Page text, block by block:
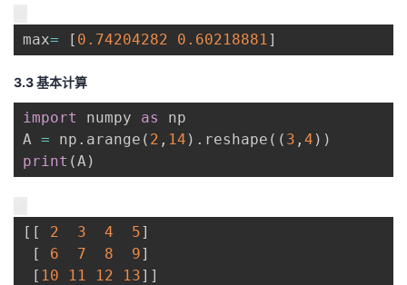
max= [ 0.74204282 0.60218881]
3.3 基本计算
import numpy as
np
A = np . arange ( 2 , 14 ) . reshape ( ( 3 , 4 ) )
print (A)
[ [ 2 3 4 5]
[
6 7 8 9]
[ 10 11 12 13] ]